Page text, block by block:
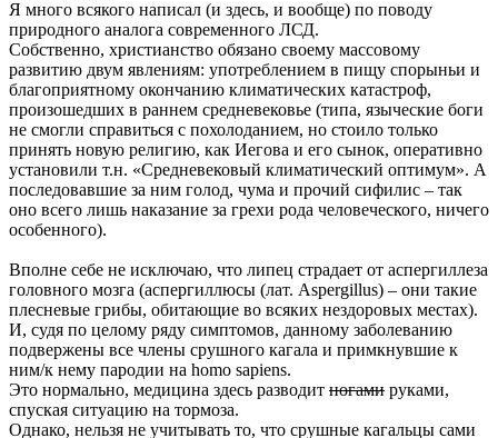
Я много всякого написал (и здесь, и вообще) по поводу
природного аналога современного ЛСД.
Собственно, христианство обязано своему массовому
развитию двум явлениям: употреблением в пищу спорыньи и
благоприятному окончанию климатических катастроф,
произошедших в раннем средневековье (типа, языческие боги
не смогли справиться с похолоданием, но стоило только
принять новую религию, как Иегова и его сынок, оперативно
установили т.н. «Средневековый климатический оптимум». А
последовавшие за ним голод, чума и прочий сифилис – так
оно всего лишь наказание за грехи рода человеческого, ничего
особенного).
Вполне себе не исключаю, что липец страдает от аспергиллеза
головного мозга (аспергиллюсы (лат. Aspergillus) – они такие
плесневые грибы, обитающие во всяких нездоровых местах).
И, судя по целому ряду симптомов, данному заболеванию
подвержены все члены срушного кагала и примкнувшие к
ним/к нему пародии на homo sapiens.
Это нормально, медицина здесь разводит ногами руками,
спуская ситуацию на тормоза.
Однако, нельзя не учитывать то, что срушные кагальцы сами